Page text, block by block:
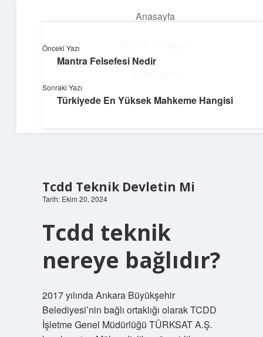
Anasayfa
Hakkımızda
Tcdd Teknik Devletin Mi
Tarih: Ekim 20, 2024
Tcdd teknik
nereye bağlıdır?
2017 yılında Ankara Büyükşehir
Belediyesi’nin bağlı ortaklığı olarak TCDD
İşletme Genel Müdürlüğü TÜRKSAT A.Ş.
Önceki Yazı
Mantra Felsefesi Nedir
Sonraki Yazı
Türkiyede En Yüksek Mahkeme Hangisi